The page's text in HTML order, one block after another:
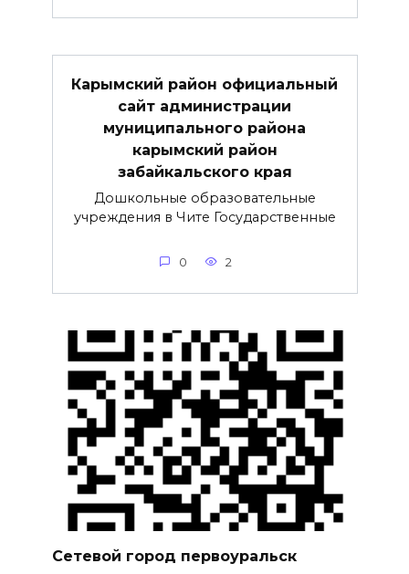
Карымский район официальный
сайт администрации
муниципального района
карымский район
забайкальского края
Дошкольные образовательные
учреждения в Чите Государственные
0 2
Сетевой город первоуральск